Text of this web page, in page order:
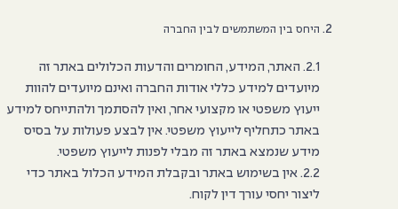
היחס בין המשתמשים לבין החברה
2.1. האתר, המידע, החומרים והדעות הכלולים באתר זה
מיועדים למידע כללי אודות החברה ואינם מיועדים להוות
ייעוץ משפטי או מקצועי אחר, ואין להסתמך ולהתייחס למידע
באתר כתחליף לייעוץ משפטי. אין לבצע פעולות על בסיס
מידע שנמצא באתר זה מבלי לפנות לייעוץ משפטי.
2.2. אין בשימוש באתר ובקבלת המידע הכלול באתר כדי
ליצור יחסי עורך דין לקוח.